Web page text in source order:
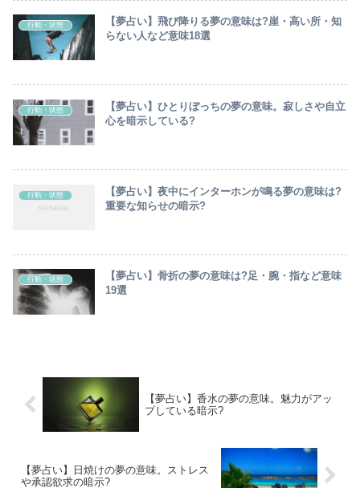
行動・状態
【夢占い】飛び降りる夢の意味は?崖・高い所・知
らない人など意味18選
行動・状態
【夢占い】ひとりぼっちの夢の意味。寂しさや自立
心を暗示している?
行動・状態
【夢占い】夜中にインターホンが鳴る夢の意味は?
重要な知らせの暗示?
行動・状態
【夢占い】骨折の夢の意味は?足・腕・指など意味
19選
【夢占い】香水の夢の意味。魅力がアッ
プしている暗示?
【夢占い】日焼けの夢の意味。ストレス
や承認欲求の暗示?